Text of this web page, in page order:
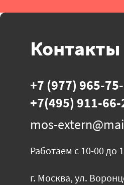
Контакты
+7 (977) 965-
+7(495) 911-66-
mos-
Работаем с 10-00 до
г. Москва, ул.